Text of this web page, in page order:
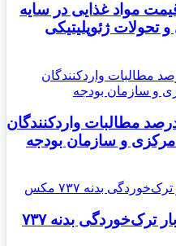
مواد غذایی در سایه
و تحولات ژئوپلیتیکی
دستور پرداخت ۵۰ درصد مطالبات واردکنندگان
مرکزی و سازمان بودجه
بحران جدید بوئینگ؛ این بار ترک‌خوردگی بدنه ۷۳۷